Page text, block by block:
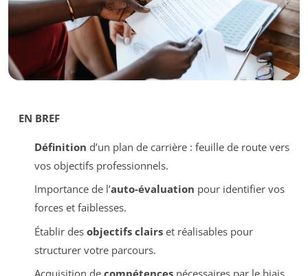
EN BREF
Définition d’un plan de carrière : feuille de route vers
vos objectifs professionnels.
Importance de l’auto-évaluation pour identifier vos
forces et faiblesses.
Établir des objectifs clairset réalisables pour
structurer votre parcours.